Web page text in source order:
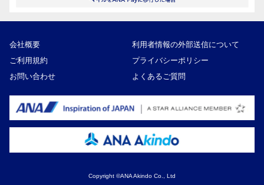
11,000円
会社概要
利用者情報の外部送信について
ご利用規約
プライバシーポリシー
お問い合わせ
よくあるご質問
Copyright ©ANA Akindo Co., Ltd